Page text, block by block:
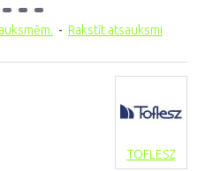
- Rakstīt atsauksmi
TOFLESZ